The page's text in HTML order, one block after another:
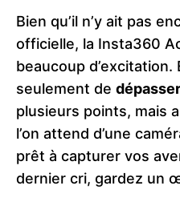
Bien qu’il n’y ait pas
officielle, la Insta360
beaucoup d’excitation.
seulement de
plusieurs points, mais
l’on attend d’une
prêt à capturer vos
dernier cri, gardez un